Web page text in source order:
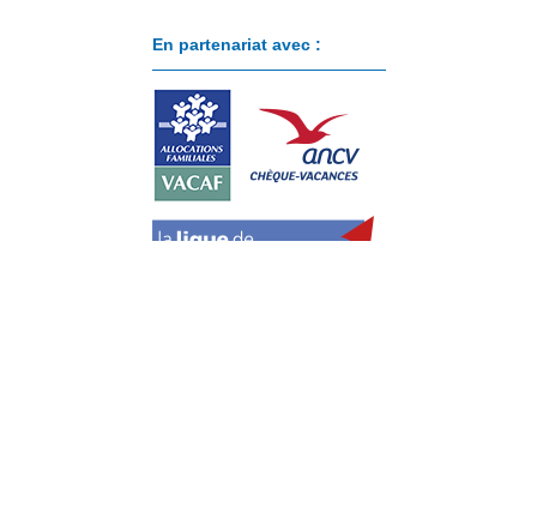
En partenariat avec :